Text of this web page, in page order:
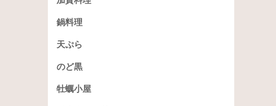
鍋料理
天ぷら
のど黒
牡蠣小屋